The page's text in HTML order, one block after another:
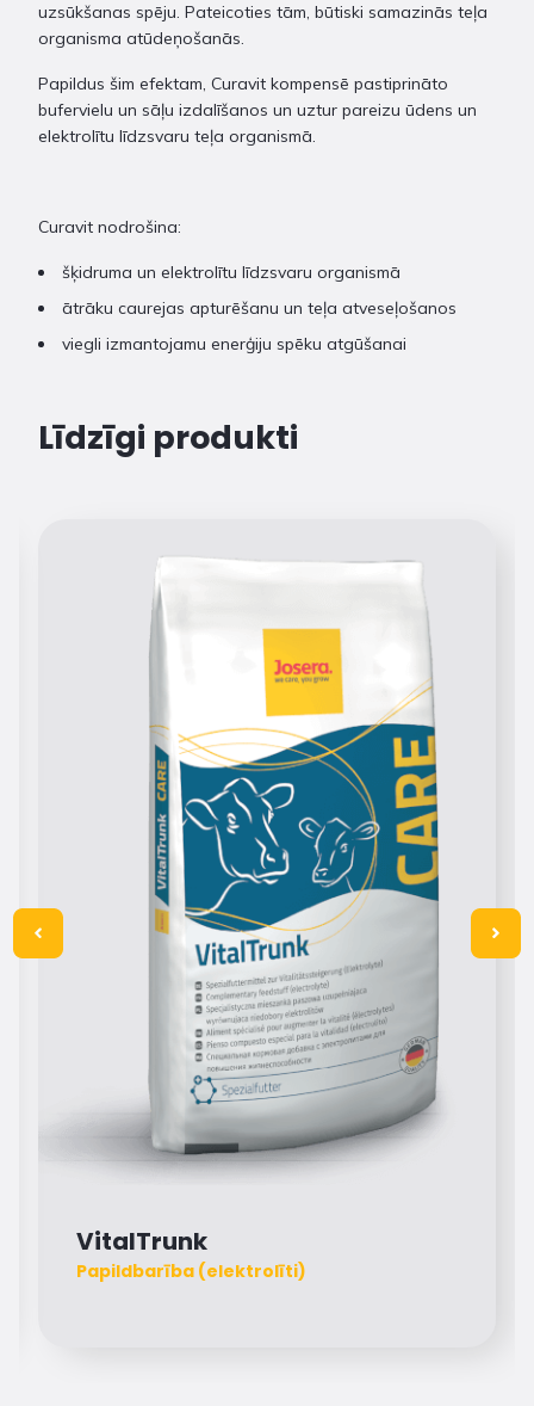
uzsūkšanas spēju. Pateicoties tām, būtiski samazinās teļa
organisma atūdeņošanās.
Papildus šim efektam, Curavit kompensē pastiprināto
bufervielu un sāļu izdalīšanos un uztur pareizu ūdens un
elektrolītu līdzsvaru teļa organismā.
Curavit nodrošina:
šķidruma un elektrolītu līdzsvaru organismā
ātrāku caurejas apturēšanu un teļa atveseļošanos
viegli izmantojamu enerģiju spēku atgūšanai
Līdzīgi produkti
VitalTrunk
Papildbarība (elektrolīti)